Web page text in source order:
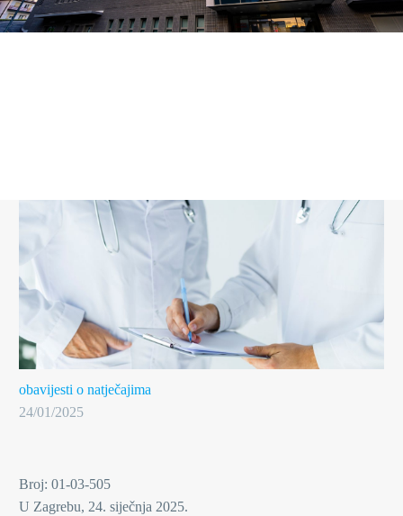
obavijesti o natječajima
24/01/2025
Broj: 01-03-505
U Zagrebu, 24. siječnja 2025.